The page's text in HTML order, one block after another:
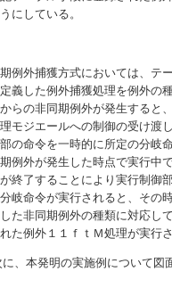
にしている。
例外捕獲方式においては、テ
義した例外捕獲処理を例外の
らの非同期例外が発生すると
モジエールへの制御の受け渡
の命令を一時的に所定の分岐
例外が発生した時点で実行中
終了することにより実行制御
岐命令が実行されると、その
た非同期例外の種類に対応し
た例外１１ｆｔＭ処理が実行さ
に、本発明の実施例について図